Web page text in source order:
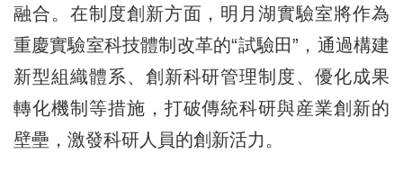
融合。在制度創新方面，明月湖實驗室將作為
重慶實驗室科技體制改革的“試驗田”，通過構建
新型組織體系、創新科研管理制度、優化成果
轉化機制等措施，打破傳統科研與産業創新的
壁壘，激發科研人員的創新活力。